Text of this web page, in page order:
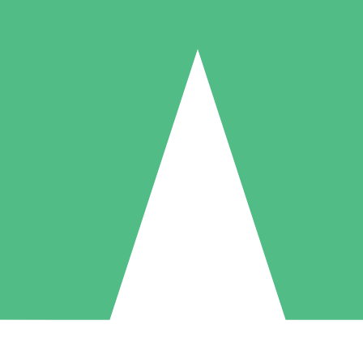
Packs de Crédits Individuels
à l'utilisation avec des crédits de téléchargement. Sans engagement
5 Téléchargements
US$